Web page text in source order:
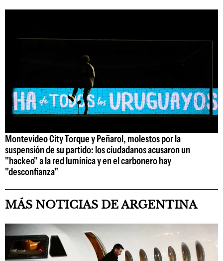
Montevideo City Torque y Peñarol, molestos por la
suspensión de su partido: los ciudadanos acusaron un
"hackeo" a la red lumínica y en el carbonero hay
"desconfianza"
MÁS NOTICIAS DE ARGENTINA